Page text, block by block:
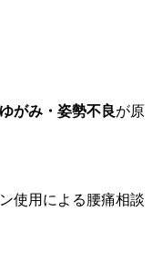
がみ・姿勢不良が原
使用による腰痛相談